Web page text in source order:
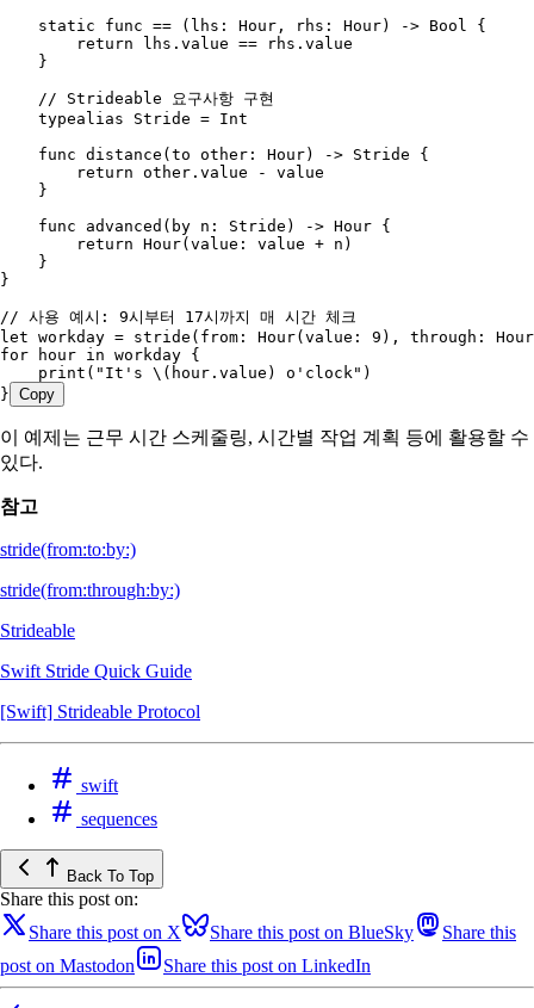
    static
func == ( lhs : Hour, rhs : Hour) -> Bool
{
        return
lhs.value == rhs.value
    }
    // Strideable 요구사항 구현
    typealias
Stride = Int
    func
distance (to other : Hour) -> Stride {
        return
other.value - value
    }
    func
advanced ( by n : Stride ) -> Hour {
        return
Hour(value : value + n)
    }
}
// 사용 예시: 9시부터 17시까지 매 시간 체크
let workday = stride ( from : Hour(value : 9 ), through : Hour
for hour in workday {
    print
( "It's \( hour.value ) o'clock" )
} Copy
이 예제는 근무 시간 스케줄링, 시간별 작업 계획 등에 활용할 수
있다.
참고
stride(from:to:by:)
stride(from:through:by:)
Strideable
Swift Stride Quick Guide
[Swift] Strideable Protocol
swift
sequences
Back To Top
Share this post on:
Share this post on X
Share this post on BlueSky
Share this
post on Mastodon
Share this post on LinkedIn